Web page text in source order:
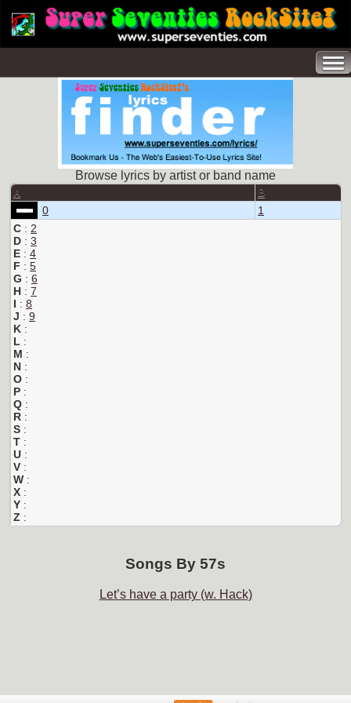
Browse lyrics by artist or band name
A B
0
1
C : 2
D : 3
E : 4
F : 5
G : 6
H : 7
I : 8
J : 9
K :
L :
M :
N :
O :
P :
Q :
R :
S :
T :
U :
V :
W :
X :
Y :
Z :
Songs By 57s
Let’s have a party (w. Hack)